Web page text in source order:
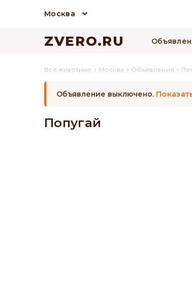
Москва
ZVERO.RU
Все животные › Москва › Объявления ›
Объявление выключено.
Попугай